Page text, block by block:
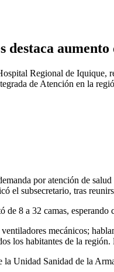
destaca
Regional de Iquique,
de Atención en la
por atención de
el subsecretario, tras
de 8 a 32 camas,
mecánicos;
los habitantes de la
Unidad Sanidad de la